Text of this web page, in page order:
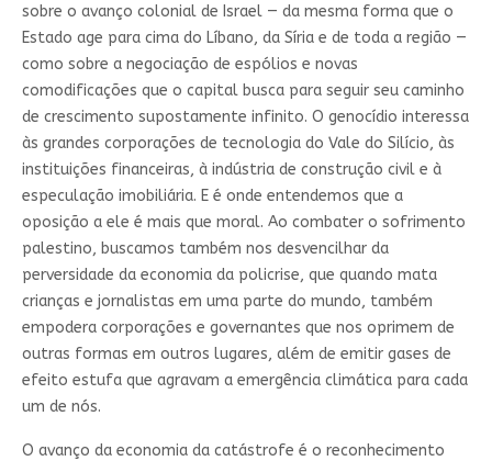
sobre o avanço colonial de Israel — da mesma forma que o
Estado age para cima do Líbano, da Síria e de toda a região —
como sobre a negociação de espólios e novas
comodificações que o capital busca para seguir seu caminho
de crescimento supostamente infinito. O genocídio interessa
às grandes corporações de tecnologia do Vale do Silício, às
instituições financeiras, à indústria de construção civil e à
especulação imobiliária. E é onde entendemos que a
oposição a ele é mais que moral. Ao combater o sofrimento
palestino, buscamos também nos desvencilhar da
perversidade da economia da policrise, que quando mata
crianças e jornalistas em uma parte do mundo, também
empodera corporações e governantes que nos oprimem de
outras formas em outros lugares, além de emitir gases de
efeito estufa que agravam a emergência climática para cada
um de nós.
O avanço da economia da catástrofe é o reconhecimento